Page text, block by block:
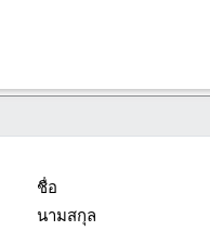
ชื่อ
นามสกุล